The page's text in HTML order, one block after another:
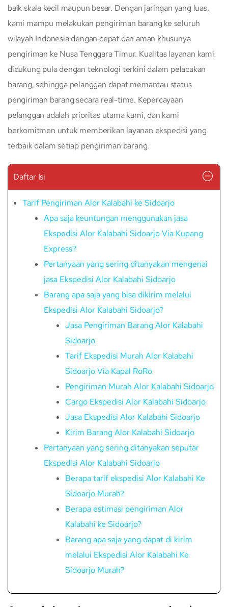
baik skala kecil maupun besar. Dengan jaringan yang luas,
kami mampu melakukan pengiriman barang ke seluruh
wilayah Indonesia dengan cepat dan aman khusunya
pengiriman ke Nusa Tenggara Timur. Kualitas layanan kami
didukung pula dengan teknologi terkini dalam pelacakan
barang, sehingga pelanggan dapat memantau status
pengiriman barang secara real-time. Kepercayaan
pelanggan adalah prioritas utama kami, dan kami
berkomitmen untuk memberikan layanan ekspedisi yang
terbaik dalam setiap pengiriman barang.
Daftar Isi
Tarif Pengiriman Alor Kalabahi ke Sidoarjo
Apa saja keuntungan menggunakan jasa
Ekspedisi Alor Kalabahi Sidoarjo Via Kupang
Express?
Pertanyaan yang sering ditanyakan mengenai
jasa Ekspedisi Alor Kalabahi Sidoarjo
Barang apa saja yang bisa dikirim melalui
Ekspedisi Alor Kalabahi Sidoarjo?
Jasa Pengiriman Barang Alor Kalabahi
Sidoarjo
Tarif Ekspedisi Murah Alor Kalabahi
Sidoarjo Via Kapal RoRo
Pengiriman Murah Alor Kalabahi Sidoarjo
Cargo Ekspedisi Alor Kalabahi Sidoarjo
Jasa Ekspedisi Alor Kalabahi Sidoarjo
Kirim Barang Alor Kalabahi Sidoarjo
Pertanyaan yang sering ditanyakan seputar
Ekspedisi Alor Kalabahi Sidoarjo
Berapa tarif ekspedisi Alor Kalabahi Ke
Sidoarjo Murah?
Berapa estimasi pengiriman Alor
Kalabahi ke Sidoarjo?
Barang apa saja yang dapat di kirim
melalui Ekspedisi Alor Kalabahi Ke
Sidoarjo Murah?